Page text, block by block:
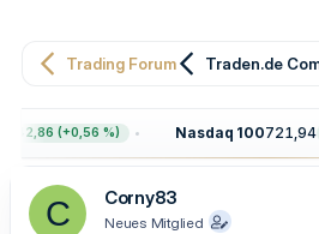
e
r
e
a
m
Trading Forum Traden.de
+42,86 (+0,56 %) Nasdaq 100721,94
C Corny83
Neues Mitglied